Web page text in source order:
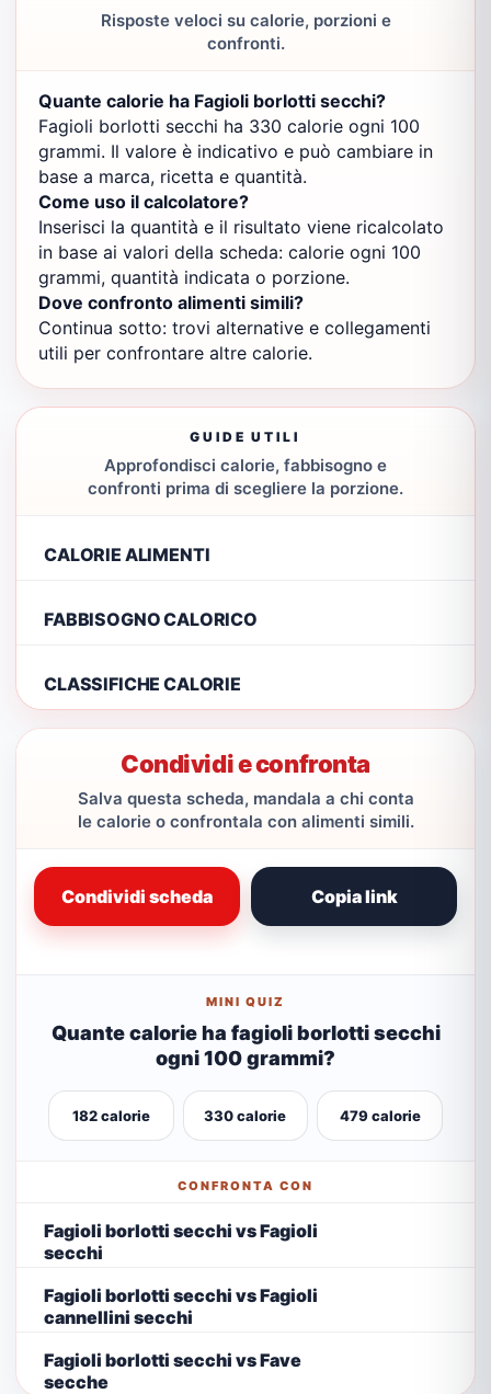
Risposte veloci su calorie, porzioni e
confronti.
Quante calorie ha Fagioli borlotti secchi?
Fagioli borlotti secchi ha 330 calorie ogni 100
grammi. Il valore è indicativo e può cambiare in
base a marca, ricetta e quantità.
Come uso il calcolatore?
Inserisci la quantità e il risultato viene ricalcolato
in base ai valori della scheda: calorie ogni 100
grammi, quantità indicata o porzione.
Dove confronto alimenti simili?
Continua sotto: trovi alternative e collegamenti
utili per confrontare altre calorie.
GUIDE UTILI
Approfondisci calorie, fabbisogno e
confronti prima di scegliere la porzione.
CALORIE ALIMENTI
FABBISOGNO CALORICO
CLASSIFICHE CALORIE
Condividi e confronta
Salva questa scheda, mandala a chi conta
le calorie o confrontala con alimenti simili.
Condividi scheda Copia link
MINI QUIZ
Quante calorie ha fagioli borlotti secchi
ogni 100 grammi?
182 calorie 330 calorie 479 calorie
CONFRONTA CON
Fagioli borlotti secchi vs Fagioli
secchi
Fagioli borlotti secchi vs Fagioli
cannellini secchi
Fagioli borlotti secchi vs Fave
secche